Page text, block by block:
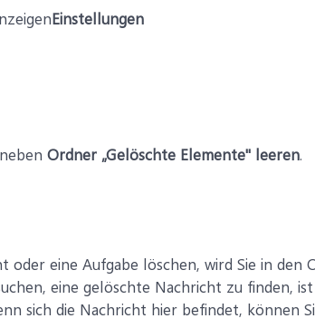
Einstellungen
Ordner „Gelöschte Elemente" leeren.
eine Aufgabe löschen, wird Sie in den
eine gelöschte Nachricht zu finden,
sich die Nachricht hier befindet, können